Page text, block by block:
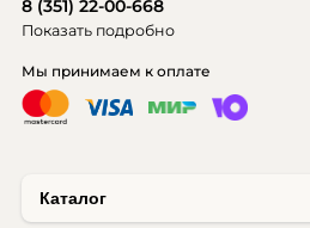
Каталог
Мы принимаем к оплате
8 (351) 22-00-668
Показать подробно